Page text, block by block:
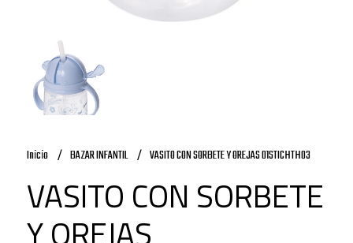
Inicio BAZAR INFANTIL VASITO CON SORBETE Y OREJAS 01STICHTH03
VASITO CON SORBETE